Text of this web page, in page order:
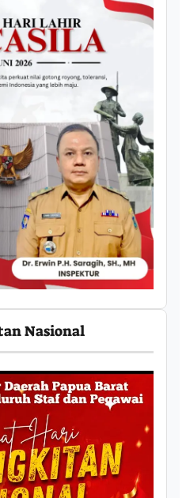
Nasional